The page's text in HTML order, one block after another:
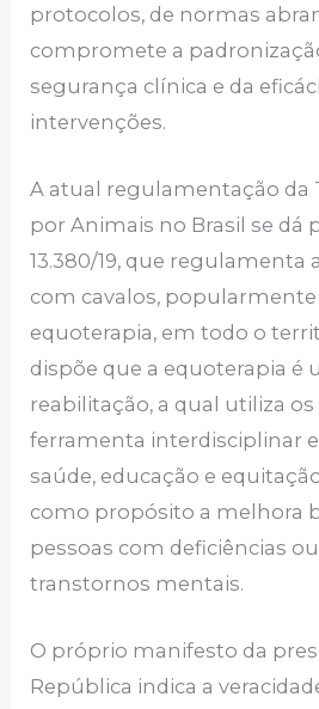
protocolos, de normas
compromete a
segurança clínica e da
intervenções.
A atual regulamentação da
por Animais no Brasil se dá
13.380/19, que regulamenta
com cavalos,
equoterapia, em todo o
dispõe que a equoterapia é
reabilitação, a qual utiliza
ferramenta interdisciplinar
saúde, educação e
como propósito a melhora
pessoas com deficiências
transtornos mentais.
O próprio manifesto da
República indica a